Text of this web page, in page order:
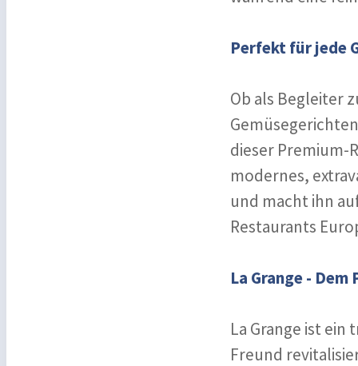
Perfekt für jede
Ob als Begleiter
dieser Premium-
modernes,
und macht ihn
Restaurants
La Grange - Dem
La Grange ist ein
Freund